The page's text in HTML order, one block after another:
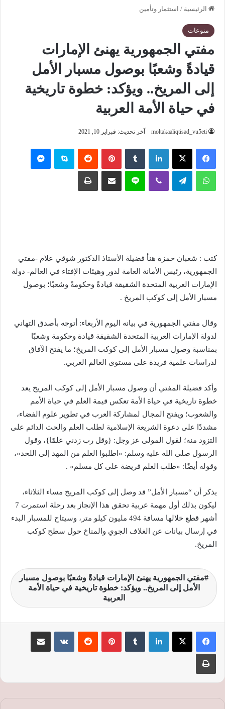
الرئيسية / استثمار وتأمين
منوعات
مفتي الجمهورية يهنئ الإمارات
قيادةً وشعبًا بوصول مسبار الأمل
إلى المريخ.. ويؤكد: خطوة تاريخية
في حياة الأمة العربية
moltakaaliqtisad_vu5eti آخر تحديث: فبراير 10, 2021
فيسبوك ‫X لينكدإن بينتيريست سكايب
واتساب تيلقرام لاين
كتب : شعبان حمزة هنأ فضيلة الأستاذ الدكتور شوقي علام -مفتي
الجمهورية، رئيس الأمانة العامة لدور وهيئات الإفتاء في العالم- دولة
الإمارات العربية المتحدة الشقيقة قيادةً وحكومةً وشعبًا؛ بوصول
مسبار الأمل إلى كوكب المريخ .
وقال مفتي الجمهورية في بيانه اليوم الأربعاء: أتوجه بأصدق التهاني
لدولة الإمارات العربية المتحدة الشقيقة قيادة وحكومة وشعبًا
بمناسبة وصول مسبار الأمل إلى كوكب المريخ؛ ما يفتح الآفاق
لدراسات علمية فريدة على مستوى العالم العربي.
وأكد فضيلة المفتي أن وصول مسبار الأمل إلى كوكب المريخ يعد
خطوة تاريخية في حياة الأمة تعكس قيمة العلم في حياة الأمم
والشعوب؛ ويفتح المجال لمشاركة العرب في تطوير علوم الفضاء،
مشددًا على دعوة الشريعة الإسلامية لطلب العلم والحث الدائم على
التزود منه؛ لقول المولى عز وجل: {وقل رب زدني علمًا}، وقول
الرسول صلى الله عليه وسلم: «اطلبوا العلم من المهد إلى اللحد»،
وقوله أيضًا: «طلب العلم فريضة على كل مسلم» .
يذكر أن “مسبار الأمل” قد وصل إلى كوكب المريخ مساء الثلاثاء،
ليكون بذلك أول مهمة عربية تحقق هذا الإنجاز بعد رحلة استمرت 7
أشهر قطع خلالها مسافة 494 مليون كيلو متر، وسيتاح للمسبار البدء
في إرسال بيانات عن الغلاف الجوي والمناخ حول سطح كوكب
المريخ.
مفتي الجمهورية يهنئ الإمارات قيادةً وشعبًا بوصول مسبار
الأمل إلى المريخ.. ويؤكد: خطوة تاريخية في حياة الأمة
العربية
لينكدإن بينتيريست